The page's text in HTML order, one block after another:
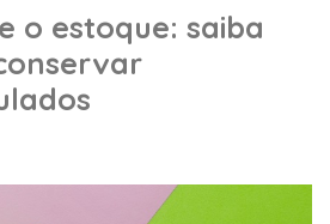
o estoque: saiba